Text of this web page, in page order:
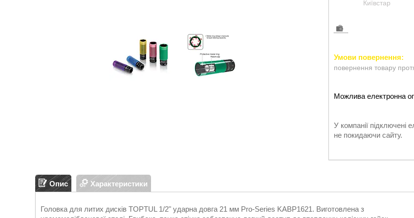
Київстар
повернення товару
У компанії підключені
не покидаючи сайту.
Опис Характеристики
Головка для литих дисків TOPTUL 1/2" ударна довга 21 мм Pro-Series KABP1621. Виготовлена з